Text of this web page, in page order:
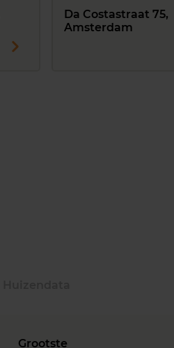
Da Costastraat 75,
Amsterdam
Grootste